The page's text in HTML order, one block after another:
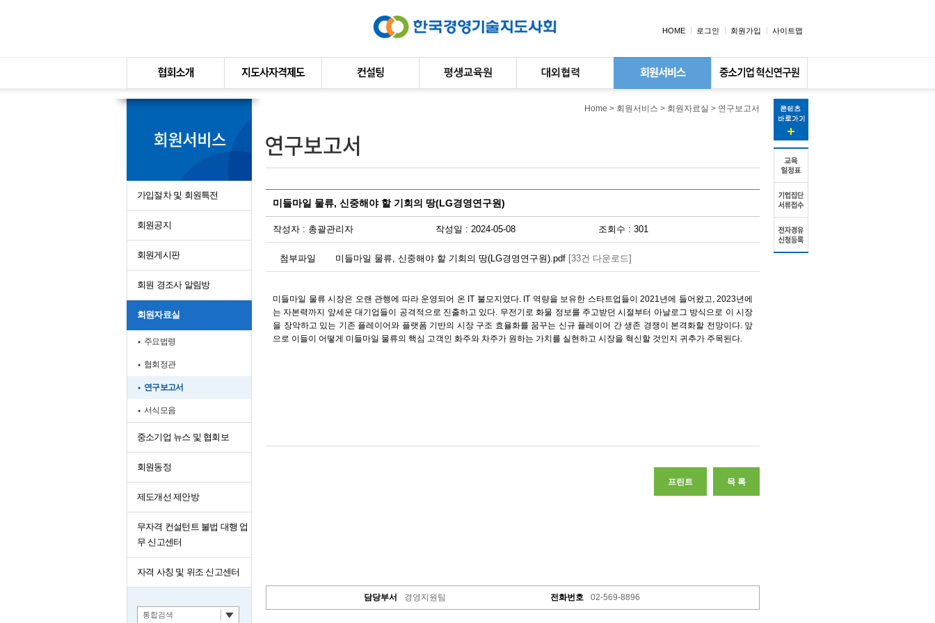
HOME 로그인 회원가입 사이트맵
가입절차 및 회원특전
회원공지
회원게시판
회원 경조사 알림방
회원자료실
주요법령
협회정관
연구보고서
서식모음
중소기업 뉴스 및 협회보
회원동정
제도개선 제안방
무자격 컨설턴트 불법 대행 업
무 신고센터
자격 사칭 및 위조 신고센터
통합검색
Home > 회원서비스 > 회원자료실 > 연구보고서
미들마일 물류, 신중해야 할 기회의 땅(LG경영연구원)
작성자 : 총괄관리자 작성일 : 2024-05-08 조회수 : 301
첨부파일 미들마일 물류, 신중해야 할 기회의 땅(LG경영연구원).pdf [33건 다운로드]
미들마일 물류 시장은 오랜 관행에 따라 운영되어 온 IT 불모지였다. IT 역량을 보유한 스타트업들이 2021년에 들어왔고, 2023년에
는 자본력까지 앞세운 대기업들이 공격적으로 진출하고 있다. 무전기로 화물 정보를 주고받던 시절부터 아날로그 방식으로 이 시장
을 장악하고 있는 기존 플레이어와 플랫폼 기반의 시장 구조 효율화를 꿈꾸는 신규 플레이어 간 생존 경쟁이 본격화할 전망이다. 앞
으로 이들이 어떻게 미들마일 물류의 핵심 고객인 화주와 차주가 원하는 가치를 실현하고 시장을 혁신할 것인지 귀추가 주목된다.
프린트 목 록
담당부서 경영지원팀 전화번호 02-569-8896